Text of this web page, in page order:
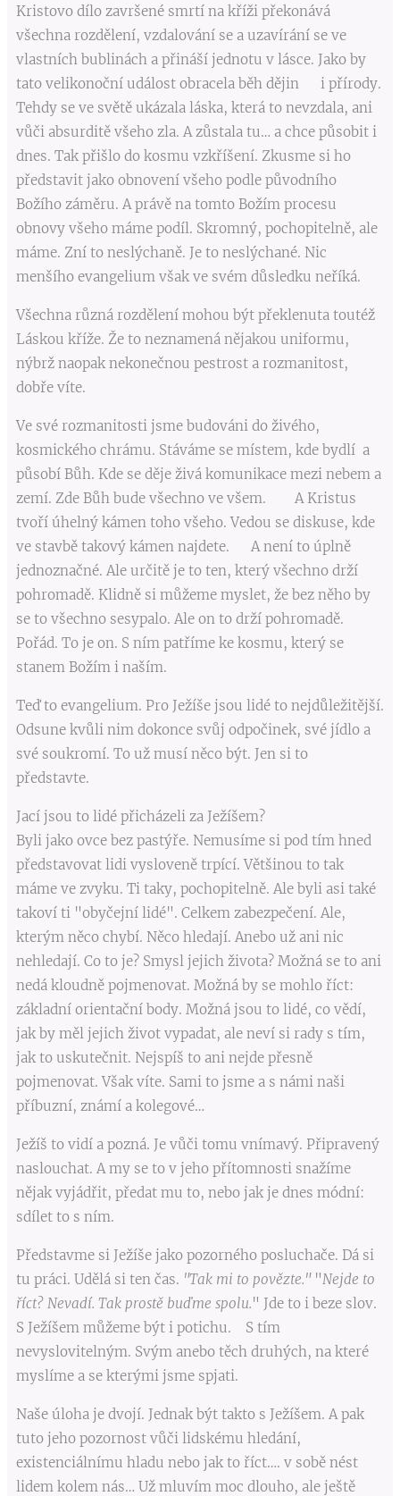
Kristovo dílo završené smrtí na kříži překonává
všechna rozdělení, vzdalování se a uzavírání se ve
vlastních bublinách a přináší jednotu v lásce. Jako by
tato velikonoční událost obracela běh dějin i přírody.
Tehdy se ve světě ukázala láska, která to nevzdala, ani
vůči absurditě všeho zla. A zůstala tu… a chce působit i
dnes. Tak přišlo do kosmu vzkříšení. Zkusme si ho
představit jako obnovení všeho podle původního
Božího záměru. A právě na tomto Božím procesu
obnovy všeho máme podíl. Skromný, pochopitelně, ale
máme. Zní to neslýchaně. Je to neslýchané. Nic
menšího evangelium však ve svém důsledku neříká.
Všechna různá rozdělení mohou být překlenuta toutéž
Láskou kříže. Že to neznamená nějakou uniformu,
nýbrž naopak nekonečnou pestrost a rozmanitost,
dobře víte.
Ve své rozmanitosti jsme budováni do živého,
kosmického chrámu. Stáváme se místem, kde bydlí a
působí Bůh. Kde se děje živá komunikace mezi nebem a
zemí. Zde Bůh bude všechno ve všem. A Kristus
tvoří úhelný kámen toho všeho. Vedou se diskuse, kde
ve stavbě takový kámen najdete. A není to úplně
jednoznačné. Ale určitě je to ten, který všechno drží
pohromadě. Klidně si můžeme myslet, že bez něho by
se to všechno sesypalo. Ale on to drží pohromadě.
Pořád. To je on. S ním patříme ke kosmu, který se
stanem Božím i naším.
Teď to evangelium. Pro Ježíše jsou lidé to nejdůležitější.
Odsune kvůli nim dokonce svůj odpočinek, své jídlo a
své soukromí. To už musí něco být. Jen si to
představte.
Jací jsou to lidé přicházeli za Ježíšem?
Byli jako ovce bez pastýře. Nemusíme si pod tím hned
představovat lidi vysloveně trpící. Většinou to tak
máme ve zvyku. Ti taky, pochopitelně. Ale byli asi také
takoví ti "obyčejní lidé". Celkem zabezpečení. Ale,
kterým něco chybí. Něco hledají. Anebo už ani nic
nehledají. Co to je? Smysl jejich života? Možná se to ani
nedá kloudně pojmenovat. Možná by se mohlo říct:
základní orientační body. Možná jsou to lidé, co vědí,
jak by měl jejich život vypadat, ale neví si rady s tím,
jak to uskutečnit. Nejspíš to ani nejde přesně
pojmenovat. Však víte. Sami to jsme a s námi naši
příbuzní, známí a kolegové…
Ježíš to vidí a pozná. Je vůči tomu vnímavý. Připravený
naslouchat. A my se to v jeho přítomnosti snažíme
nějak vyjádřit, předat mu to, nebo jak je dnes módní:
sdílet to s ním.
Představme si Ježíše jako pozorného posluchače. Dá si
tu práci. Udělá si ten čas. "Tak mi to povězte.""Nejde to
říct? Nevadí. Tak prostě buďme spolu." Jde to i beze slov.
S Ježíšem můžeme být i potichu. S tím
nevyslovitelným. Svým anebo těch druhých, na které
myslíme a se kterými jsme spjati.
Naše úloha je dvojí. Jednak být takto s Ježíšem. A pak
tuto jeho pozornost vůči lidskému hledání,
existenciálnímu hladu nebo jak to říct…. v sobě nést
lidem kolem nás… Už mluvím moc dlouho, ale ještě